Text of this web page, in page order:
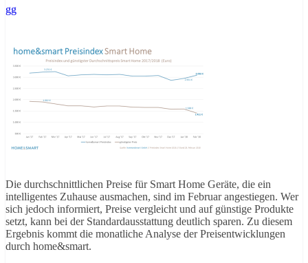
gg
Die durchschnittlichen Preise für Smart Home Geräte, die ein
intelligentes Zuhause ausmachen, sind im Februar angestiegen. Wer
sich jedoch informiert, Preise vergleicht und auf günstige Produkte
setzt, kann bei der Standardausstattung deutlich sparen. Zu diesem
Ergebnis kommt die monatliche Analyse der Preisentwicklungen
durch home&smart.